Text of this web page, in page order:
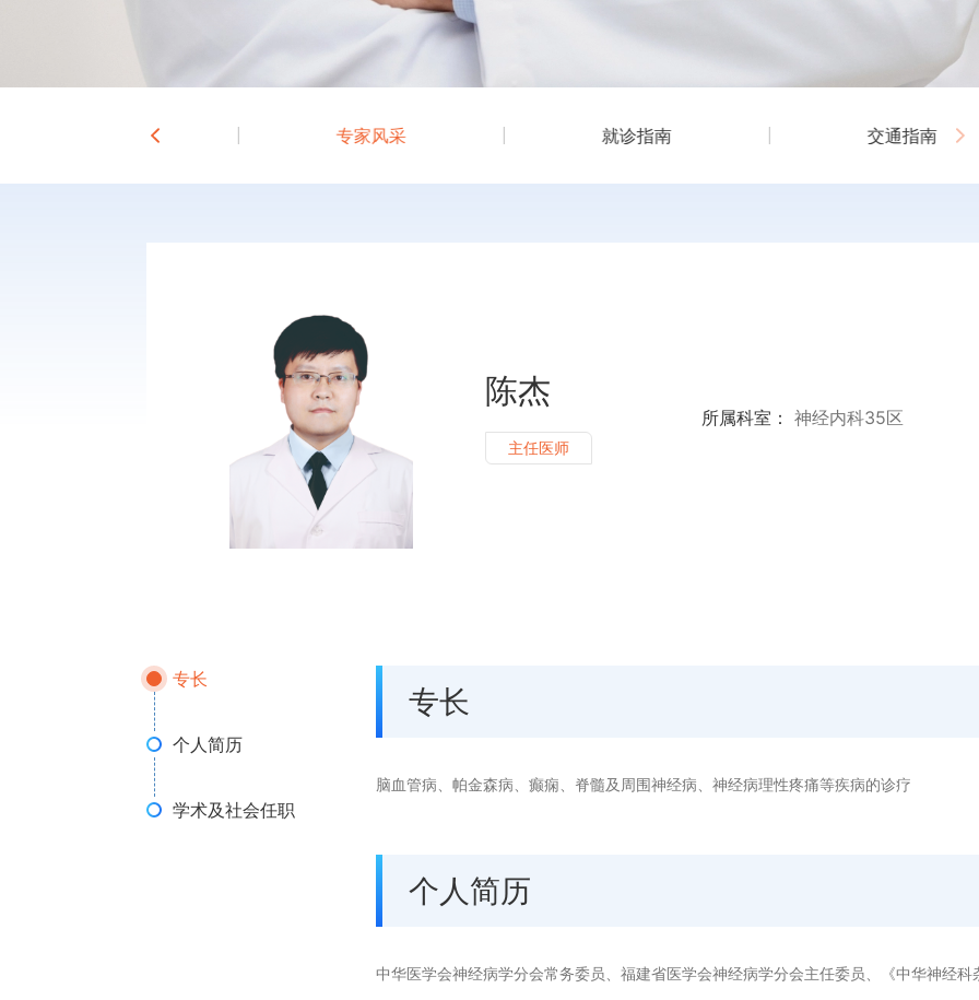
专家风采 就诊指南 交通指南
陈杰
主任医师
所属科室： 神经内科35区
专长
个人简历
学术及社会任职
专长
脑血管病、帕金森病、癫痫、脊髓及周围神经病、神经病理性疼痛等疾病的诊疗
个人简历
中华医学会神经病学分会常务委员、福建省医学会神经病学分会主任委员、《中华神经科